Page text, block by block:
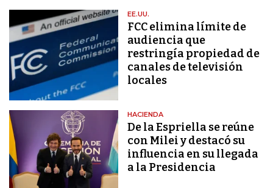
EE.UU.
FCC elimina límite de
audiencia que
restringía propiedad de
canales de televisión
locales
HACIENDA
De la Espriella se reúne
con Milei y destacó su
influencia en su llegada
a la Presidencia